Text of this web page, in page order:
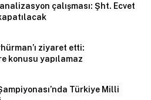
çalışması: Şht. Ecvet
ziyaret etti:
konusu yapılamaz
Türkiye Milli